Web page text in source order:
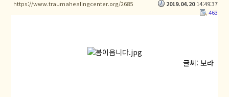
https://www.traumahealingcenter.org/2685 2019.04.2014:49:37
463
글씨: 보라